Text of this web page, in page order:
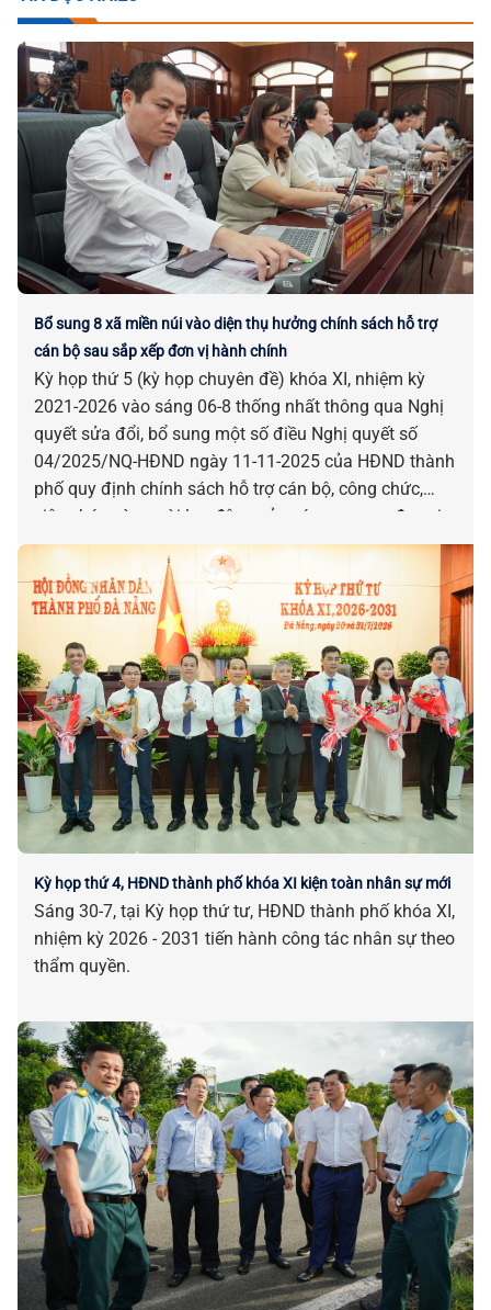
Bổ sung 8 xã miền núi vào diện thụ hưởng chính sách hỗ trợ
cán bộ sau sắp xếp đơn vị hành chính
Kỳ họp thứ 5 (kỳ họp chuyên đề) khóa XI, nhiệm kỳ
2021-2026 vào sáng 06-8 thống nhất thông qua Nghị
quyết sửa đổi, bổ sung một số điều Nghị quyết số
04/2025/NQ-HĐND ngày 11-11-2025 của HĐND thành
phố quy định chính sách hỗ trợ cán bộ, công chức,
viên chức và người lao động của các cơ quan, đơn vị
bị tác động, ảnh hưởng do sắp xếp đơn vị hành chính.
Kỳ họp thứ 4, HĐND thành phố khóa XI kiện toàn nhân sự mới
Sáng 30-7, tại Kỳ họp thứ tư, HĐND thành phố khóa XI,
nhiệm kỳ 2026 - 2031 tiến hành công tác nhân sự theo
thẩm quyền.